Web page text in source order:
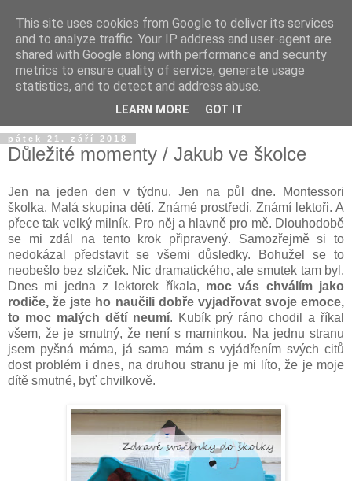
pátek 21. září 2018
Důležité momenty / Jakub ve školce
Jen na jeden den v týdnu. Jen na půl dne. Montessori
školka. Malá skupina dětí. Známé prostředí. Známí lektoři. A
přece tak velký milník. Pro něj a hlavně pro mě. Dlouhodobě
se mi zdál na tento krok připravený. Samozřejmě si to
nedokázal představit se všemi důsledky. Bohužel se to
neobešlo bez slziček. Nic dramatického, ale smutek tam byl.
Dnes mi jedna z lektorek říkala, moc vás chválím jako
rodiče, že jste ho naučili dobře vyjadřovat svoje emoce,
to moc malých dětí neumí. Kubík prý ráno chodil a říkal
všem, že je smutný, že není s maminkou. Na jednu stranu
jsem pyšná máma, já sama mám s vyjádřením svých citů
dost problém i dnes, na druhou stranu je mi líto, že je moje
dítě smutné, byť chvilkově.
This site uses cookies from Google to deliver its services
and to analyze traffic. Your IP address and user-agent are
shared with Google along with performance and security
metrics to ensure quality of service, generate usage
statistics, and to detect and address abuse.
LEARN MORE GOT IT